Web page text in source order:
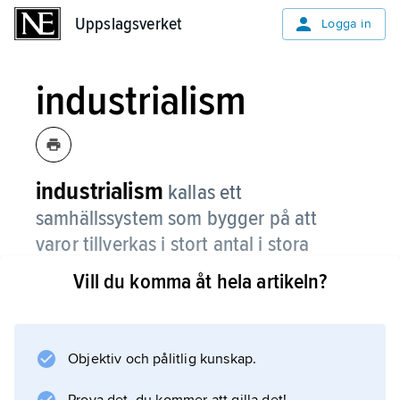
Uppslagsverket Logga in
industrialism
industrialism kallas ett
samhällssystem som bygger på att
varor tillverkas i stort antal i stora
fabriker, industrier
kapital
Vill du komma åt hela artikeln?
Objektiv och pålitlig kunskap.